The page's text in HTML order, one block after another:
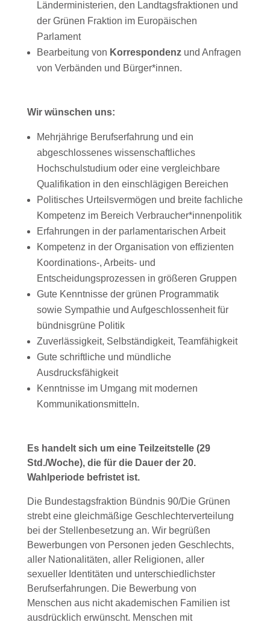
Länderministerien, den Landtagsfraktionen und
der Grünen Fraktion im Europäischen
Parlament
Bearbeitung von Korrespondenz und Anfragen
von Verbänden und Bürger*innen.
Wir wünschen uns:
Mehrjährige Berufserfahrung und ein
abgeschlossenes wissenschaftliches
Hochschulstudium oder eine vergleichbare
Qualifikation in den einschlägigen Bereichen
Politisches Urteilsvermögen und breite fachliche
Kompetenz im Bereich Verbraucher*innenpolitik
Erfahrungen in der parlamentarischen Arbeit
Kompetenz in der Organisation von effizienten
Koordinations-, Arbeits- und
Entscheidungsprozessen in größeren Gruppen
Gute Kenntnisse der grünen Programmatik
sowie Sympathie und Aufgeschlossenheit für
bündnisgrüne Politik
Zuverlässigkeit, Selbständigkeit, Teamfähigkeit
Gute schriftliche und mündliche
Ausdrucksfähigkeit
Kenntnisse im Umgang mit modernen
Kommunikationsmitteln.
Es handelt sich um eine Teilzeitstelle (29
Std./Woche), die für die Dauer der 20.
Wahlperiode befristet ist.
Die Bundestagsfraktion Bündnis 90/Die Grünen
strebt eine gleichmäßige Geschlechterverteilung
bei der Stellenbesetzung an. Wir begrüßen
Bewerbungen von Personen jeden Geschlechts,
aller Nationalitäten, aller Religionen, aller
sexueller Identitäten und unterschiedlichster
Berufserfahrungen. Die Bewerbung von
Menschen aus nicht akademischen Familien ist
ausdrücklich erwünscht. Menschen mit